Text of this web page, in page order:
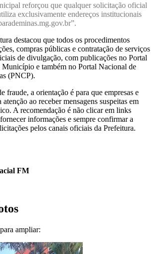
reforçou que qualquer solicitação oficial
exclusivamente endereços institucionais
destacou que todos os procedimentos
compras públicas e contratação de serviços
de divulgação, com publicações no Portal
Município e também no Portal Nacional de
(PNCP).
fraude, a orientação é para que empresas e
ao receber mensagens suspeitas em
A recomendação é não clicar em links
informações e sempre confirmar a
pelos canais oficiais da Prefeitura.
FM
ampliar: